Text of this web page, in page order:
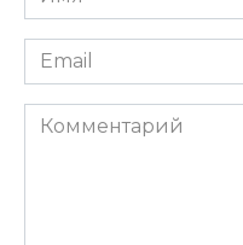
*
Email
*
Комментарий